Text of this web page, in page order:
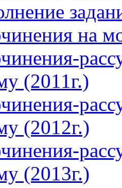
на
(2011г.)
(2012г.)
(2013г.)